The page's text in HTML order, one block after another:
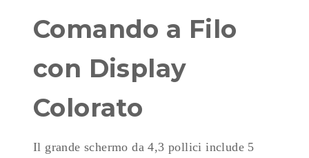
Comando a Filo
con Display
Colorato
Il grande schermo da 4,3 pollici include 5